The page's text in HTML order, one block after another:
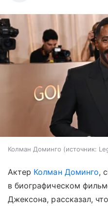
Колман Доминго источник:
Актер Колман Доминго,
в биографическом
Джексона, рассказал,